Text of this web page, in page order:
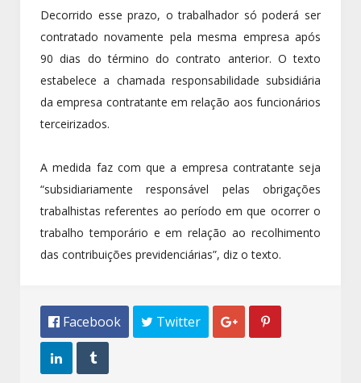
Decorrido esse prazo, o trabalhador só poderá ser
contratado novamente pela mesma empresa após
90 dias do término do contrato anterior. O texto
estabelece a chamada responsabilidade subsidiária
da empresa contratante em relação aos funcionários
terceirizados.
A medida faz com que a empresa contratante seja
“subsidiariamente responsável pelas obrigações
trabalhistas referentes ao período em que ocorrer o
trabalho temporário e em relação ao recolhimento
das contribuições previdenciárias”, diz o texto.
 Facebook  Twitter  
 